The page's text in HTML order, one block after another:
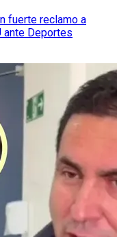
fuerte reclamo a
ante Deportes